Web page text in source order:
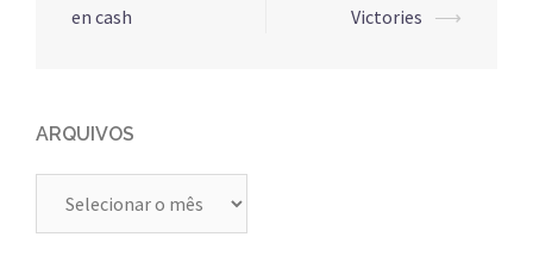
en cash
Victories ⟶
ARQUIVOS